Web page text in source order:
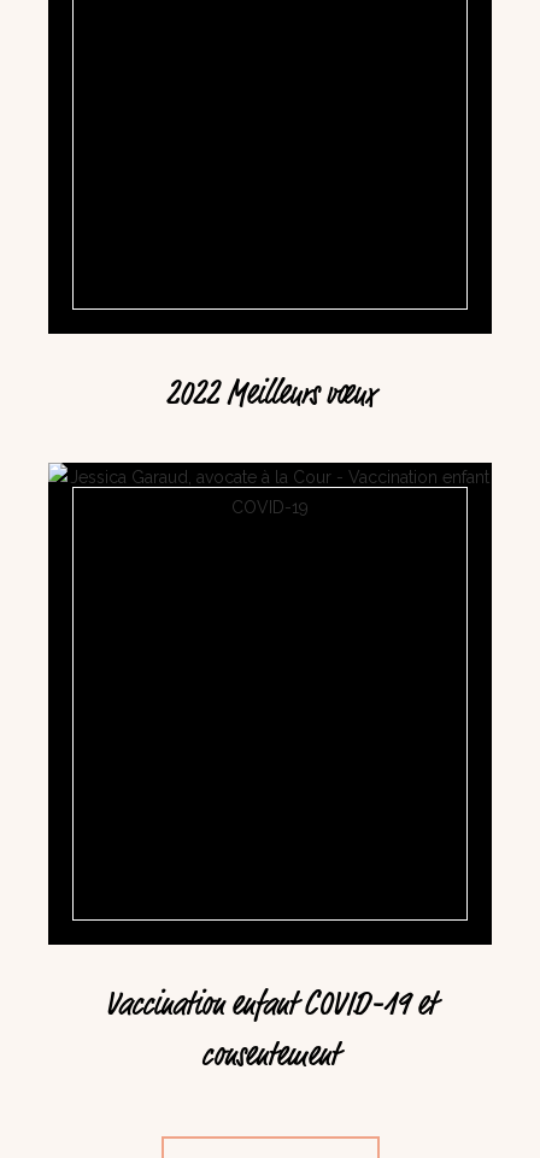
2022 Meilleurs vœux
Vaccination enfant COVID-19 et
consentement